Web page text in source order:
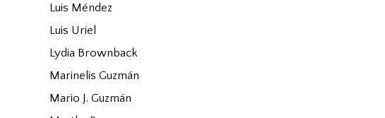
Luis Méndez
Luis Uriel
Lydia Brownback
Marinelis Guzmán
Mario J. Guzmán